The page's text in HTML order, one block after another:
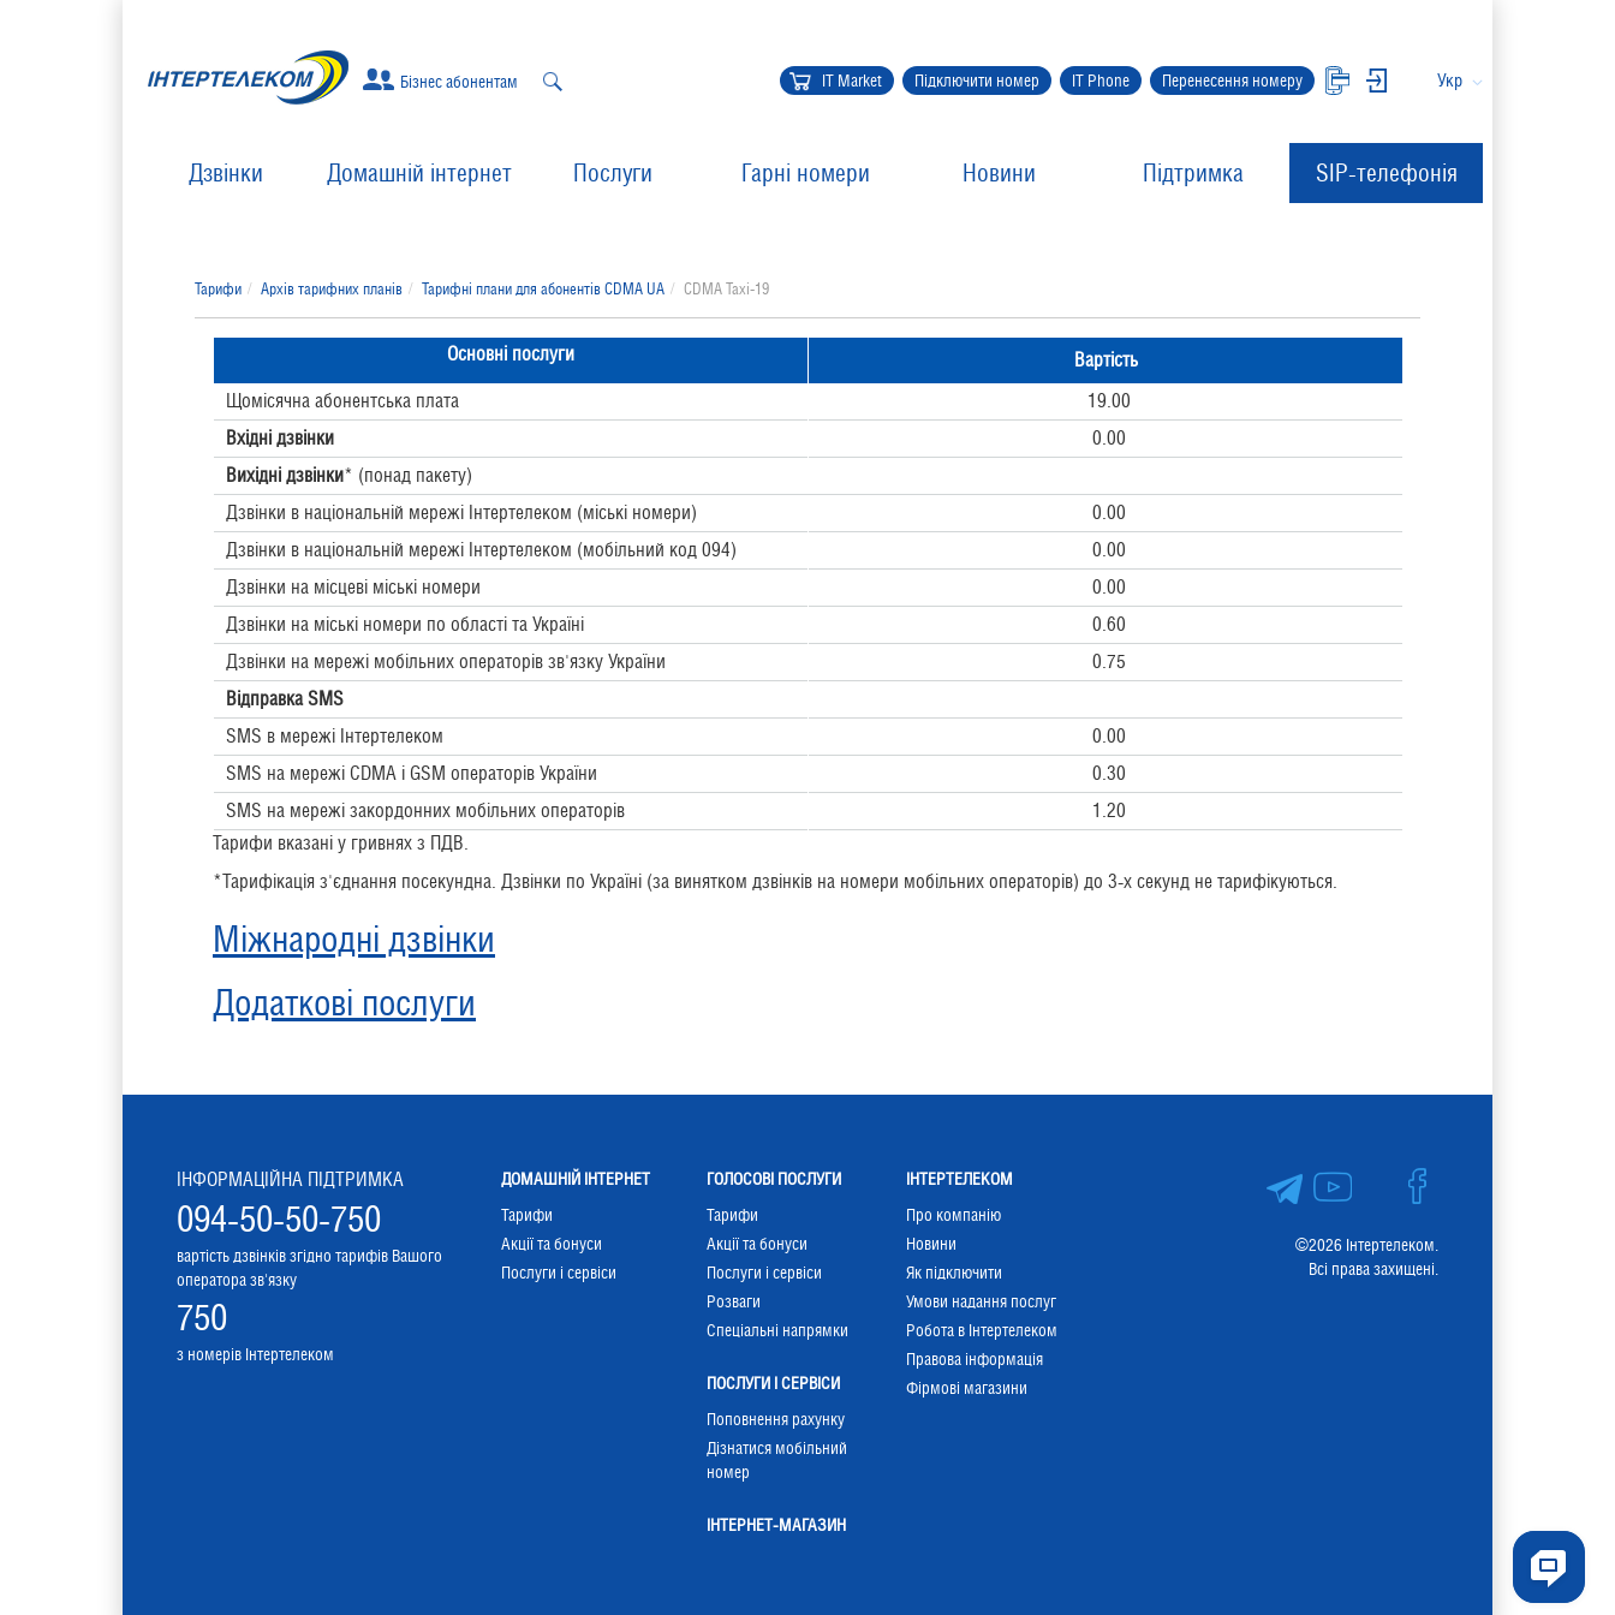
Бізнес абонентам IT Market Підключити номер IT Phone Перенесення номеру Укр
Дзвінки Домашній інтернет Послуги Гарні номери Новини Підтримка SIP-телефонія
Тарифи Архів тарифних планів Тарифні плани для абонентів CDMA UA CDMA Taxi-19
Основні послуги
Вартість
Щомісячна абонентська плата
19.00
Вхідні дзвінки
0.00
Вихідні дзвінки* (понад пакету)
Дзвінки в національній мережі Інтертелеком (міські номери)
0.00
Дзвінки в національній мережі Інтертелеком (мобільний код 094)
0.00
Дзвінки на місцеві міські номери
0.00
Дзвінки на міські номери по області та Україні
0.60
Дзвінки на мережі мобільних операторів зв'язку України
0.75
Відправка SMS
SMS в мережі Інтертелеком
0.00
SMS на мережі CDMA і GSM операторів України
0.30
SMS на мережі закордонних мобільних операторів
1.20
Тарифи вказані у гривнях з ПДВ.
*Тарифікація з'єднання посекундна. Дзвінки по Україні (за винятком дзвінків на номери мобільних операторів) до 3-х секунд не тарифікуються.
Міжнародні дзвінки
Додаткові послуги
©2026 Інтертелеком.
Всі права захищені.
ІНФОРМАЦІЙНА ПІДТРИМКА
094-50-50-750
вартість дзвінків згідно тарифів Вашого
оператора зв'язку
750
з номерів Інтертелеком
ДОМАШНІЙ ІНТЕРНЕТ
Тарифи
Акції та бонуси
Послуги і сервіси
ГОЛОСОВІ ПОСЛУГИ
Тарифи
Акції та бонуси
Послуги і сервіси
Розваги
Cпеціальні напрямки
ПОСЛУГИ І СЕРВІСИ
Поповнення рахунку
Дізнатися мобільний
номер
ІНТЕРНЕТ-МАГАЗИН
ІНТЕРТЕЛЕКОМ
Про компанію
Новини
Як підключити
Умови надання послуг
Робота в Інтертелеком
Правова інформація
Фірмові магазини